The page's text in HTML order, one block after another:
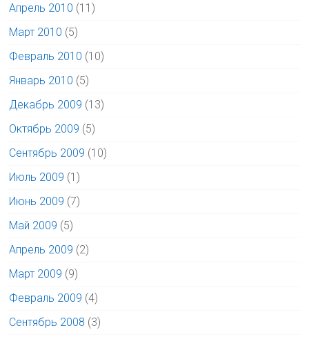
Апрель 2010 (11)
Март 2010 (5)
Февраль 2010 (10)
Январь 2010 (5)
Декабрь 2009 (13)
Октябрь 2009 (5)
Сентябрь 2009 (10)
Июль 2009 (1)
Июнь 2009 (7)
Май 2009 (5)
Апрель 2009 (2)
Март 2009 (9)
Февраль 2009 (4)
Сентябрь 2008 (3)